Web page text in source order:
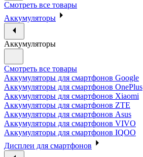
Смотреть все товары
Аккумуляторы
Аккумуляторы
Смотреть все товары
Аккумуляторы для смартфонов Google
Аккумуляторы для смартфонов OnePlus
Аккумуляторы для смартфонов Xiaomi
Аккумуляторы для смартфонов ZTE
Аккумуляторы для cмартфонов Asus
Аккумуляторы для смартфонов VIVO
Аккумуляторы для смартфонов IQOO
Дисплеи для смартфонов